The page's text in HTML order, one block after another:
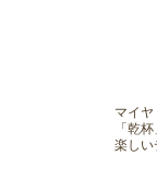
マイ
「乾
楽しい